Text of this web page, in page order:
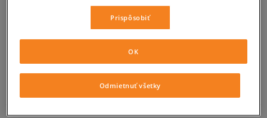
Ak bude položka opäť dostupná, dostanete od nás oznámenie.
Informovať o dostupnosti
ZISTIŤ DOSTUPNOSŤ V NAŠICH KAMENNÝCH PREDAJNIACH
Prispôsobiť
Odmietnuť všetky
OK